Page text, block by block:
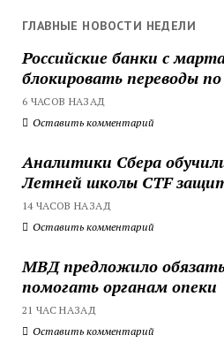
ГЛАВНЫЕ НОВОСТИ НЕДЕЛИ
Российские банки с
блокировать переводы
6 ЧАСОВ НАЗАД
Оставить комментарий
Аналитики Сбера
Летней школы CTF
14 ЧАСОВ НАЗАД
Оставить комментарий
МВД предложило
помогать органам опеки
21 ЧАС НАЗАД
Оставить комментарий